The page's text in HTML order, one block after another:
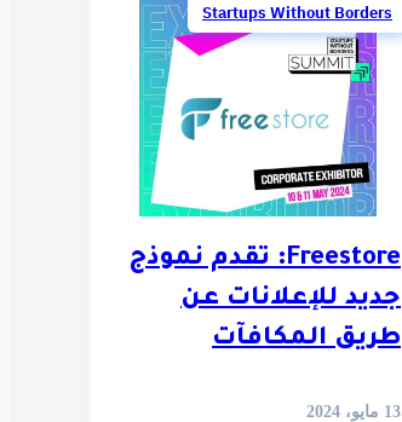
Startups Without Borders
Freestore: تقدم نموذج
جديد للإعلانات عن
طريق المكافآت
13 مايو، 2024